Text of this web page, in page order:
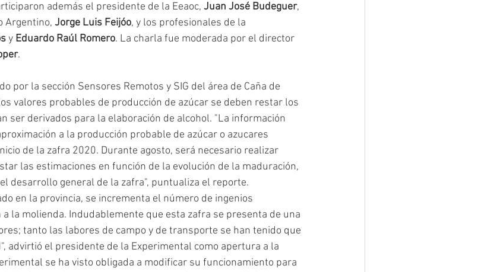
además el presidente de la Eeaoc, Juan José Budeguer,
Argentino, Jorge Luis Feijóo, y los profesionales de la
y Eduardo Raúl Romero. La charla fue moderada por el director
.
por la sección Sensores Remotos y SIG del área de Caña de
valores probables de producción de azúcar se deben restar los
ser derivados para la elaboración de alcohol. "La información
a la producción probable de azúcar o azucares
de la zafra 2020. Durante agosto, será necesario realizar
las estimaciones en función de la evolución de la maduración,
desarrollo general de la zafra", puntualiza el reporte.
en la provincia, se incrementa el número de ingenios
la molienda. Indudablemente que esta zafra se presenta de una
tanto las labores de campo y de transporte se han tenido que
advirtió el presidente de la Experimental como apertura a la
se ha visto obligada a modificar su funcionamiento para